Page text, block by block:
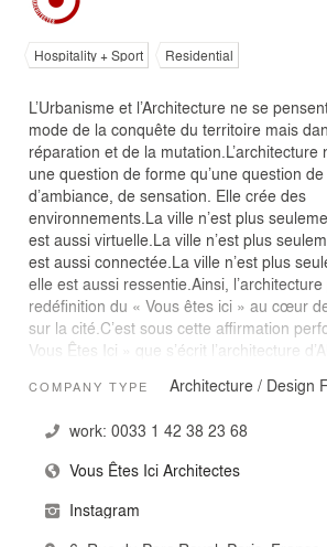
Hospitality + Sport Residential
L’Urbanisme et l’Architecture ne se
mode de la conquête du territoire mais
réparation et de la mutation.L’architecture
une question de forme qu’une question
d’ambiance, de sensation. Elle crée des
environnements.La ville n’est plus
est aussi virtuelle.La ville n’est plus
est aussi connectée.La ville n’est plus
elle est aussi ressentie.Ainsi,
redéfinition du « Vous êtes ici » au cœur
sur la cité.C’est sous cette affirmation
Vous Êtes Ici » que s’écrit l’architecture
depuis 2003 autour de trois exigences :
harmonie avec les objectifs du
durable.Intervenir en anticipant la possible
d’événements.Vous Êtes Ici se compose,
s’adapte continuellement autour d’une
COMPANY TYPE Architecture / Design
work: 0033 1 42 38 23 68
Vous Êtes Ici Architectes
Instagram